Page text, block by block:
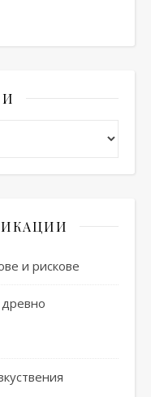
и рискове